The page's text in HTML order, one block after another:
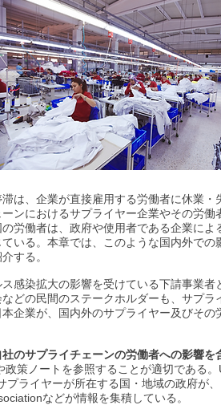
は、企業が直接雇用する労働者に休業
ンにおけるサプライヤー企業やその労働
労働者は、政府や使用者である企業に
いる。本章では、このような国内外で
する。
感染拡大の影響を受けている下請事業
どの民間のステークホルダーも、サプ
企業が、国内外のサプライヤー及びそ
のサプライチェーンの労働者への影響
策ノートを参照することが適切である
ライヤーが所在する国・地域の政府が
などが情報を集積している。